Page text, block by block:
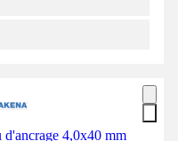
d'ancrage 4,0x40 mm